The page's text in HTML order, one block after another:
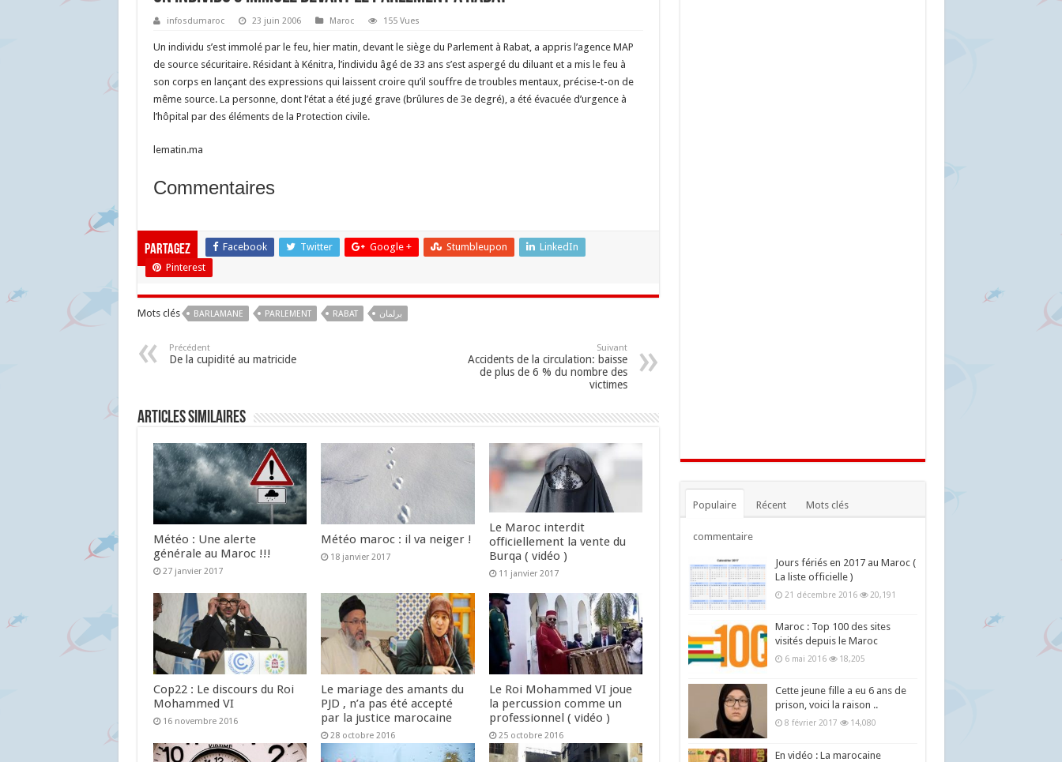
infosdumaroc 23 juin 2006 Maroc 155 Vues
Un individu s’est immolé par le feu, hier matin, devant le siège du Parlement à Rabat, a appris l’agence MAP
de source sécuritaire. Résidant à Kénitra, l’individu âgé de 33 ans s’est aspergé du diluant et a mis le feu à
son corps en lançant des expressions qui laissent croire qu’il souffre de troubles mentaux, précise-t-on de
même source. La personne, dont l’état a été jugé grave (brûlures de 3e degré), a été évacuée d’urgence à
l’hôpital par des éléments de la Protection civile.
lematin.ma
Commentaires
Partagez Facebook Twitter Google + Stumbleupon
LinkedIn
Pinterest
Mots clés BARLAMANE PARLEMENT RABAT برلمان
Précédent
De la cupidité au matricide
Suivant
Accidents de la circulation: baisse
de plus de 6 % du nombre des
victimes
Articles similaires
Météo : Une alerte
générale au Maroc !!!
27 janvier 2017
Météo maroc : il va neiger !
18 janvier 2017
Le Maroc interdit
officiellement la vente du
Burqa ( vidéo )
11 janvier 2017
Cop22 : Le discours du Roi
Mohammed VI
16 novembre 2016
Le mariage des amants du
PJD , n’a pas été accepté
par la justice marocaine
28 octobre 2016
Le Roi Mohammed VI joue
la percussion comme un
professionnel ( vidéo )
25 octobre 2016
Populaire Récent Mots clés
commentaire
Jours fériés en 2017 au Maroc (
La liste officielle )
21 décembre 2016 20,191
Maroc : Top 100 des sites
visités depuis le Maroc
6 mai 2016 18,205
Cette jeune fille a eu 6 ans de
prison, voici la raison ..
8 février 2017 14,080
En vidéo : La marocaine